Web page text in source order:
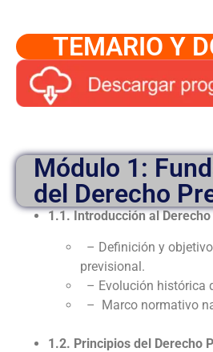
TEMARIO Y
Módulo 1:
del Derecho
1.1. Introducción al
– Definición y
previsional.
– Evolución histórica
– Marco normativo
1.2. Principios del Derecho